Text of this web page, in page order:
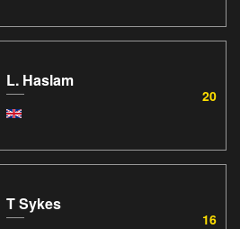
L. Haslam
20
T Sykes
16